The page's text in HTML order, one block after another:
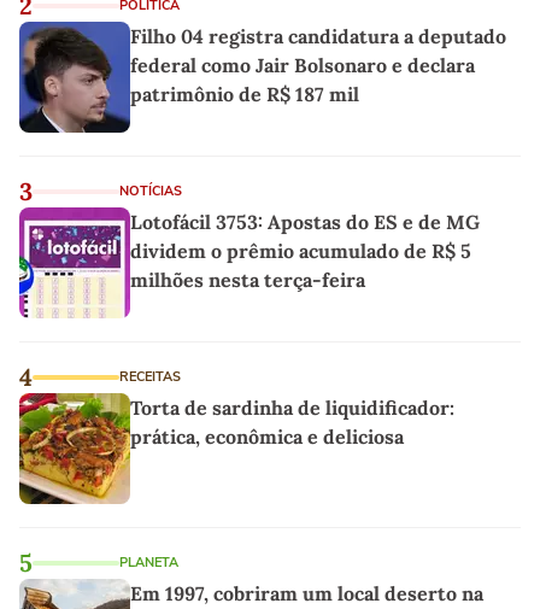
POLÍTICA
Filho 04 registra candidatura a deputado
federal como Jair Bolsonaro e declara
patrimônio de R$ 187 mil
3 NOTÍCIAS
Lotofácil 3753: Apostas do ES e de MG
dividem o prêmio acumulado de R$ 5
milhões nesta terça-feira
4 RECEITAS
Torta de sardinha de liquidificador:
prática, econômica e deliciosa
5 PLANETA
Em 1997, cobriram um local deserto na